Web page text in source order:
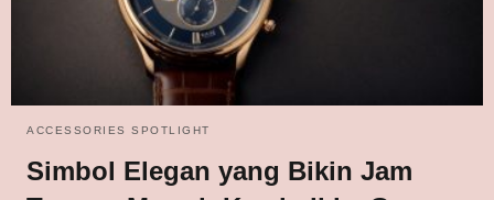
ACCESSORIES SPOTLIGHT
Simbol Elegan yang Bikin Jam